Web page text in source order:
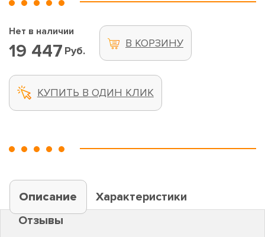
Нет в наличии
19 447 Руб.
В КОРЗИНУ
КУПИТЬ В ОДИН КЛИК
Описание
Характеристики
Отзывы